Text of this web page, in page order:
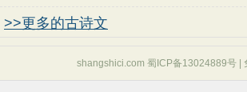
>>更多的古诗文
shangshici.com 蜀ICP备13024889号 |